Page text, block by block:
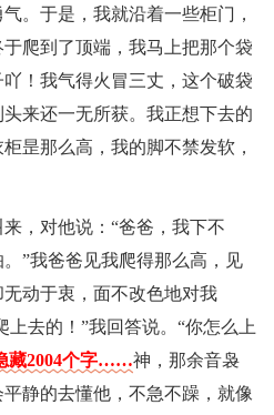
。于是，我就沿着一些柜门，
爬到了顶端，我马上把那个袋
！我气得火冒三丈，这个破袋
来还一无所获。我正想下去的
昰那么高，我的脚不禁发软，
，对他说：“爸爸，我下不
”我爸爸见我爬得那么高，见
动于衷，面不改色地对我
上去的！”我回答说。“你怎么上
藏2004个字……神，那余音袅
静的去懂他，不急不躁，就像